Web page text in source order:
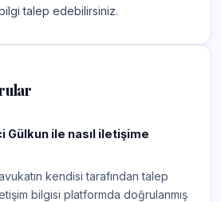
talep edebilirsiniz.
Gülkun ile nasıl iletişime
kendisi tarafından talep
bilgisi platformda doğrulanmış